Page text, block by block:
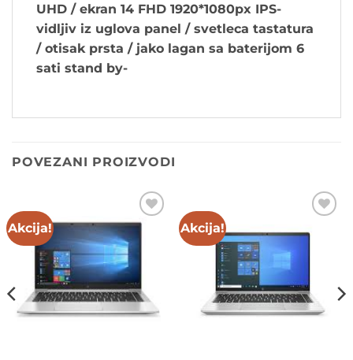
UHD / ekran 14 FHD 1920*1080px IPS-
vidljiv iz uglova panel / svetleca tastatura
/ otisak prsta / jako lagan sa baterijom 6
sati stand by-
POVEZANI PROIZVODI
Akcija!
Add to
wishlist
Akcija!
wishlist